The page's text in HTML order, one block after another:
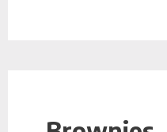
Brownies